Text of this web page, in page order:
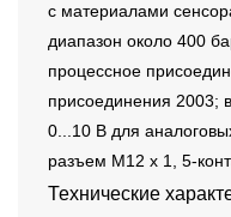
с материалами
диапазон около 400
процессное
присоединения 2003;
0...10 В для
разъем M12 x 1, 5-
Технические